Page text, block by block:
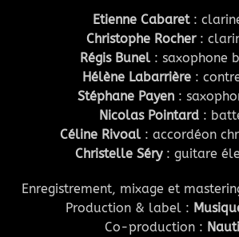
Etienne Cabaret:
Christophe Rocher:
Régis Bunel: saxophone
Hélène Labarrière :
Stéphane Payen:
Nicolas Pointard :
Céline Rivoal : accordéon
Christelle Séry: guitare
Enregistrement, mixage et
Production & label :
Co-production :